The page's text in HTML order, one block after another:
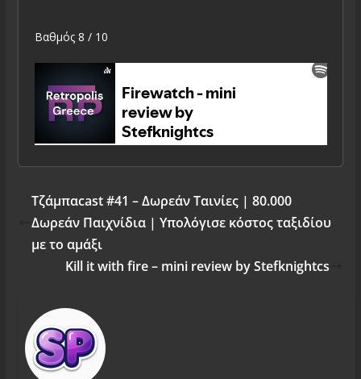
Βαθμός 8 / 10
Tζάμπαcast #41 – Δωρεάν Ταινίες | 80.000
Δωρεάν Παιχνίδια | Υπολόγισε κόστος ταξιδίου
με το αμάξι
Kill it with fire – mini review by Stefknightcs